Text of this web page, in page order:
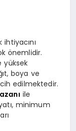
ihtiyacını
önemlidir.
yüksek
boya ve
edilmektedir.
ile
minimum